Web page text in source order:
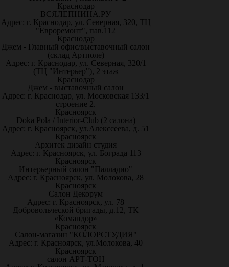
Краснодар
ВСЯЛЕПНИНА.РУ
Адрес: г. Краснодар, ул. Северная, 320, ТЦ
"Евроремонт", пав.112
Краснодар
Джем - Главный офис/выставочный салон
(склад Артполе)
Адрес: г. Краснодар, ул. Северная, 320/1
(ТЦ "Интерьер"), 2 этаж
Краснодар
Джем - выставочный салон
Адрес: г. Краснодар, ул. Московская 133/1
строение 2.
Красноярск
Doka Pola / Interior-Club (2 салона)
Адрес: г. Красноярск, ул.Алекссеева, д. 51
Красноярск
Архитек дизайн студия
Адрес: г. Красноярск, ул. Бограда 113
Красноярск
Интерьерный салон "Палладио"
Адрес: г. Красноярск, ул. Молокова, 28
Красноярск
Салон Декорум
Адрес: г. Красноярск, ул. 78
Добровольческой бригады, д.12, ТК
«Командор»
Красноярск
Салон-магазин "КОЛОРСТУДИЯ"
Адрес: г. Красноярск, ул.Молокова, 40
Красноярск
салон АРТ-ТОН